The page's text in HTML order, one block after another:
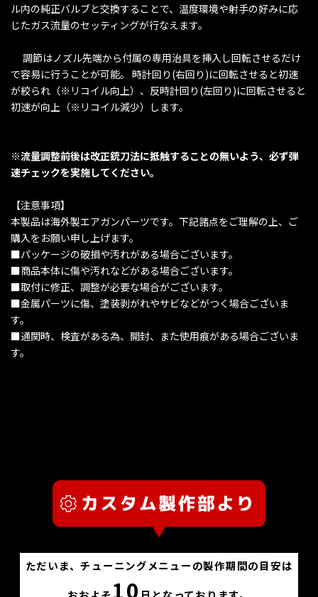
ル内の純正バルブと交換することで、温度環境や射手の好みに応
じたガス流量のセッティングが行なえます。
調節はノズル先端から付属の専用治具を挿入し回転させるだけ
で容易に行うことが可能。 時計回り(右回り)に回転させると初速
が絞られ（※リコイル向上）、反時計回り(左回り)に回転させると
初速が向上（※リコイル減少）します。
※流量調整前後は改正銃刀法に抵触することの無いよう、必ず弾
速チェックを実施してください。
【注意事項】
本製品は海外製エアガンパーツです。下記諸点をご理解の上、ご
購入をお願い申し上げます。
■パッケージの破損や汚れがある場合ございます。
■商品本体に傷や汚れなどがある場合ございます。
■取付に修正、調整が必要な場合がございます。
■金属パーツに傷、塗装剥がれやサビなどがつく場合ございま
す。
■通関時、検査がある為、開封、また使用痕がある場合ございま
す。
ただいま、チューニングメニューの製作期間の目安は
10